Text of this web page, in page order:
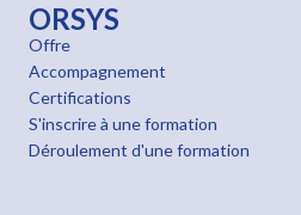
ORSYS
Offre
Accompagnement
Certifications
S'inscrire à une formation
Déroulement d'une formation